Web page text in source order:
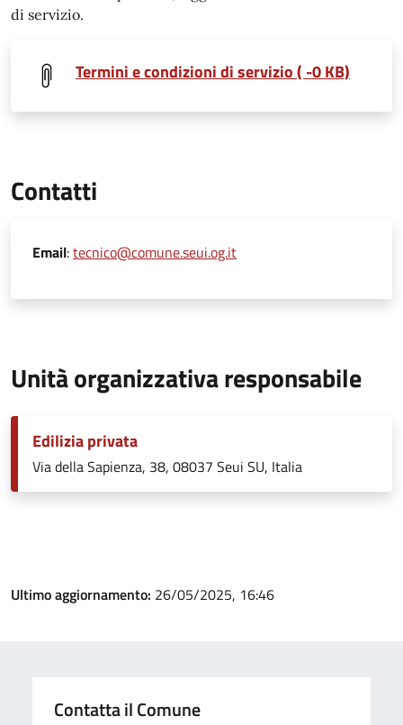
di servizio.
Termini e condizioni di servizio ( -0 KB)
Contatti
Email:tecnico@comune.seui.og.it
Unità organizzativa responsabile
Edilizia privata
Via della Sapienza, 38, 08037 Seui SU, Italia
Ultimo aggiornamento: 26/05/2025, 16:46
Contatta il Comune